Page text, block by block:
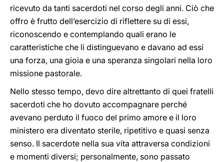
ricevuto da tanti sacerdoti nel corso degli anni. Ciò che
offro è frutto dell’esercizio di riflettere su di essi,
riconoscendo e contemplando quali erano le
caratteristiche che li distinguevano e davano ad essi
una forza, una gioia e una speranza singolari nella loro
missione pastorale.
Nello stesso tempo, devo dire altrettanto di quei fratelli
sacerdoti che ho dovuto accompagnare perché
avevano perduto il fuoco del primo amore e il loro
ministero era diventato sterile, ripetitivo e quasi senza
senso. Il sacerdote nella sua vita attraversa condizioni
e momenti diversi; personalmente, sono passato